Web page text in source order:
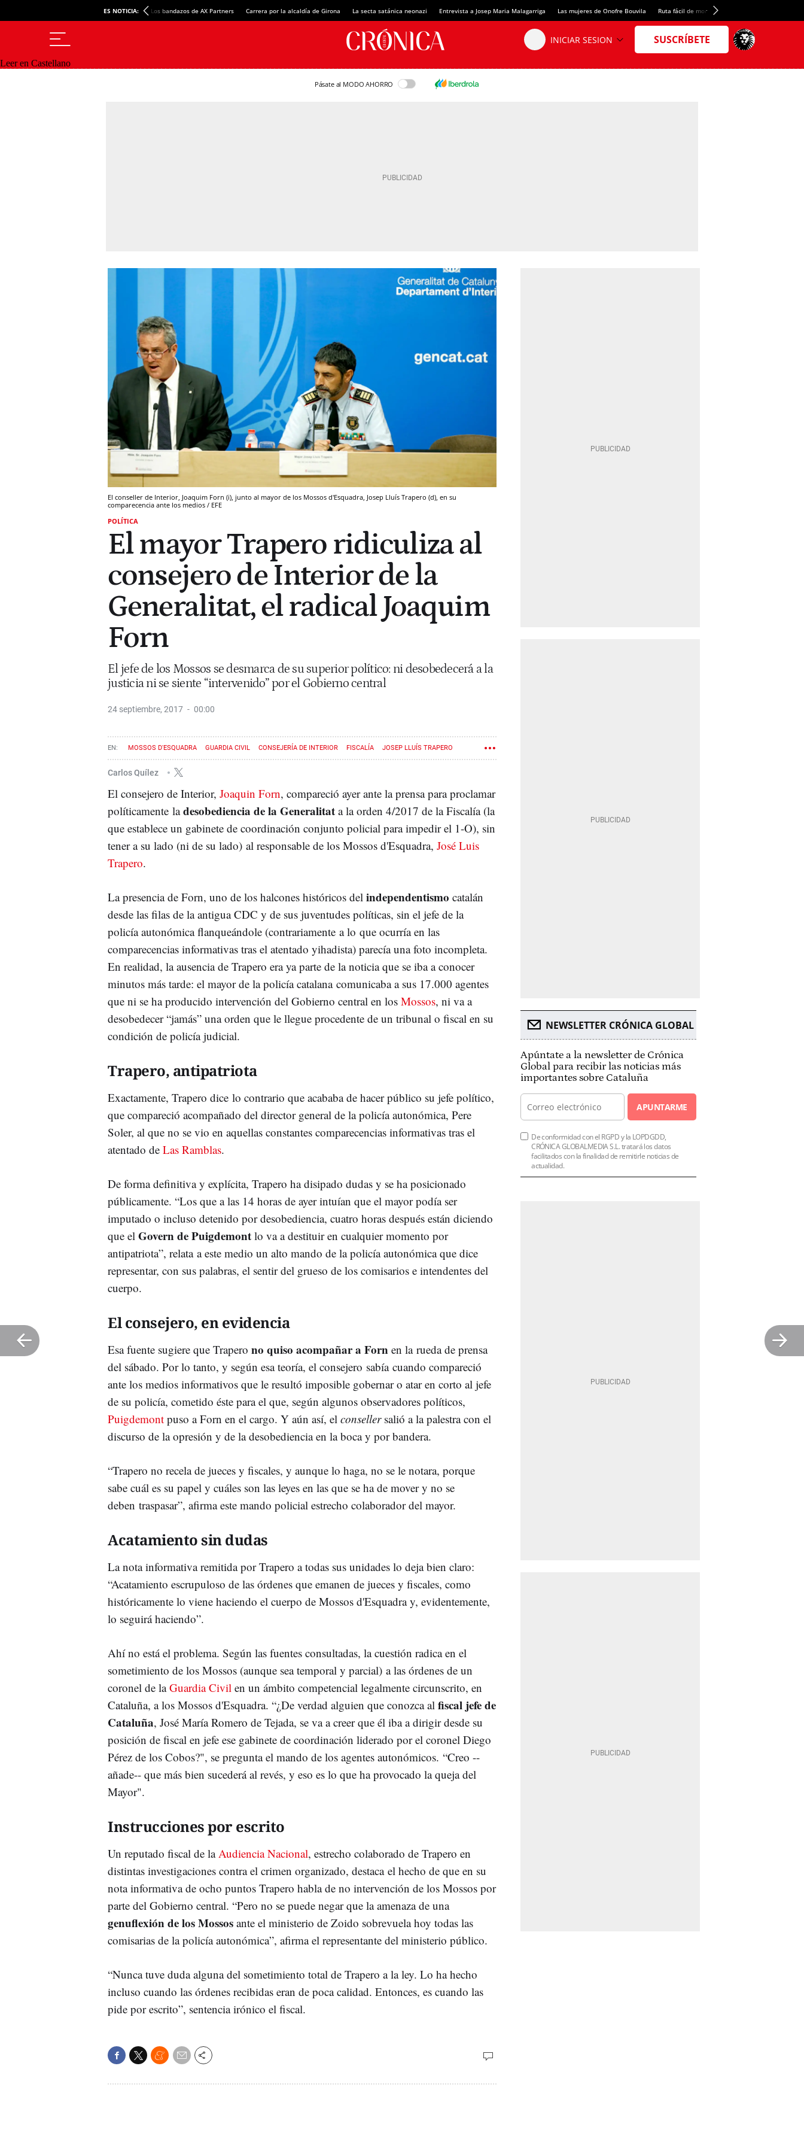
ES NOTICIA: Los bandazos de AX Partners Carrera por la alcaldía de Girona La secta satánica neonazi Entrevista a Josep Maria Malagarriga Las mujeres de Onofre Bouvila Ruta fácil de montaña
Leer en Castellano
Pásate al MODO AHORRO
El conseller de Interior, Joaquim Forn (i), junto al mayor de los Mossos d'Esquadra, Josep Lluís Trapero (d), en su
comparecencia ante los medios / EFE
POLÍTICA
El mayor Trapero ridiculiza al
consejero de Interior de la
Generalitat, el radical Joaquim
Forn
El jefe de los Mossos se desmarca de su superior político: ni desobedecerá a la
justicia ni se siente “intervenido” por el Gobierno central
24 septiembre, 2017 00:00
MOSSOS D'ESQUADRA GUARDIA CIVIL CONSEJERÍA DE INTERIOR FISCALÍA JOSEP LLUÍS TRAPERO
MINISTERIO DEL INTERIOR
Carlos Quílez
El consejero de Interior, Joaquin Forn, compareció ayer ante la prensa para proclamar
políticamente ladesobediencia de la Generalitat a la orden 4/2017 de la Fiscalía (la
que establece un gabinete de coordinación conjunto policial para impedir el 1-O), sin
tener a su lado (ni de su lado) al responsable de los Mossos d'Esquadra, José Luis
Trapero.
La presencia de Forn, uno de los halcones históricos del independentismo catalán
desde las filas de la antigua CDC y de sus juventudes políticas, sin el jefe de la
policía autonómica flanqueándole (contrariamente a lo que ocurría en las
comparecencias informativas tras el atentado yihadista) parecía una foto incompleta.
En realidad, la ausencia de Trapero era ya parte de la noticia que se iba a conocer
minutos más tarde: el mayor de la policía catalana comunicaba a sus 17.000 agentes
que ni se ha producido intervención del Gobierno central en los Mossos, ni va a
desobedecer “jamás” una orden que le llegue procedente de un tribunal o fiscal en su
condición de policía judicial.
Trapero, antipatriota
Exactamente, Trapero dice lo contrario que acababa de hacer público su jefe político,
que compareció acompañado del director general de la policía autonómica, Pere
Soler, al que no se vio en aquellas constantes comparecencias informativas tras el
atentado de Las Ramblas.
De forma definitiva y explícita, Trapero ha disipado dudas y se ha posicionado
públicamente. “Los que a las 14 horas de ayer intuían que el mayor podía ser
imputado o incluso detenido por desobediencia, cuatro horas después están diciendo
que el Govern de Puigdemont lo va a destituir en cualquier momento por
antipatriota”, relata a este medio un alto mando de la policía autonómica que dice
representar, con sus palabras, el sentir del grueso de los comisarios e intendentes del
cuerpo.
El consejero, en evidencia
Esa fuente sugiere que Trapero no quiso acompañar a Forn en la rueda de prensa
del sábado. Por lo tanto, y según esa teoría, el consejero sabía cuando compareció
ante los medios informativos que le resultó imposible gobernar o atar en corto al jefe
de su policía, cometido éste para el que, según algunos observadores políticos,
Puigdemont puso a Forn en el cargo. Y aún así, el consellersalió a la palestra con el
discurso de la opresión y de la desobediencia en la boca y por bandera.
“Trapero no recela de jueces y fiscales, y aunque lo haga, no se le notara, porque
sabe cuál es su papel y cuáles son las leyes en las que se ha de mover y no se
deben traspasar”, afirma este mando policial estrecho colaborador del mayor.
Acatamiento sin dudas
La nota informativa remitida por Trapero a todas sus unidades lo deja bien claro:
“Acatamiento escrupuloso de las órdenes que emanen de jueces y fiscales, como
históricamente lo viene haciendo el cuerpo de Mossos d'Esquadra y, evidentemente,
lo seguirá haciendo”.
Ahí no está el problema. Según las fuentes consultadas, la cuestión radica en el
sometimiento de los Mossos (aunque sea temporal y parcial) a las órdenes de un
coronel de laGuardia Civil en un ámbito competencial legalmente circunscrito, en
Cataluña, a los Mossos d'Esquadra. “¿De verdad alguien que conozca al fiscal jefe de
Cataluña, José María Romero de Tejada, se va a creer que él iba a dirigir desde su
posición de fiscal en jefe ese gabinete de coordinación liderado por el coronel Diego
Pérez de los Cobos?", se pregunta el mando de los agentes autonómicos. “Creo --
añade-- que más bien sucederá al revés, y eso es lo que ha provocado la queja del
Mayor".
Instrucciones por escrito
Un reputado fiscal de la Audiencia Nacional, estrecho colaborado de Trapero en
distintas investigaciones contra el crimen organizado, destaca el hecho de que en su
nota informativa de ocho puntos Trapero habla de no intervención de los Mossos por
parte del Gobierno central. “Pero no se puede negar que la amenaza de una
genuflexión de los Mossos ante el ministerio de Zoido sobrevuela hoy todas las
comisarias de la policía autonómica”, afirma el representante del ministerio público.
“Nunca tuve duda alguna del sometimiento total de Trapero a la ley. Lo ha hecho
incluso cuando las órdenes recibidas eran de poca calidad. Entonces, es cuando las
pide por escrito”, sentencia irónico el fiscal.
NEWSLETTER CRÓNICA GLOBAL
Apúntate a la newsletter de Crónica
Global para recibir las noticias más
importantes sobre Cataluña
APUNTARME
De conformidad con el RGPD y la LOPDGDD,
CRÓNICA GLOBALMEDIA S.L. tratará los datos
facilitados con la finalidad de remitirle noticias de
actualidad.